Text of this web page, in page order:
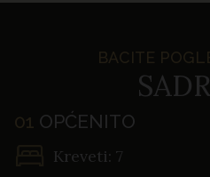
BACITE
01 OPĆENITO
Kreveti: 7